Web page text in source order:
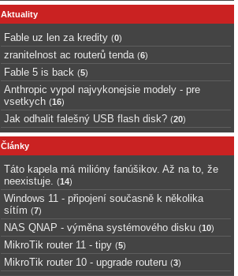
Aktuality
Fable uz len za kredity (0)
zranitelnost ac routerů tenda (6)
Fable 5 is back (5)
Anthropic vypol najvykonejsie modely - pre
vsetkych (16)
Jak odhalit falešný USB flash disk? (20)
Články
Táto kapela má milióny fanúšikov. Až na to, že
neexistuje.
(14)
Windows 11 - připojení současně k několika
sítím (7)
NAS QNAP - výměna systémového disku (10)
MikroTik router 11 - tipy (5)
MikroTik router 10 - upgrade routeru (3)